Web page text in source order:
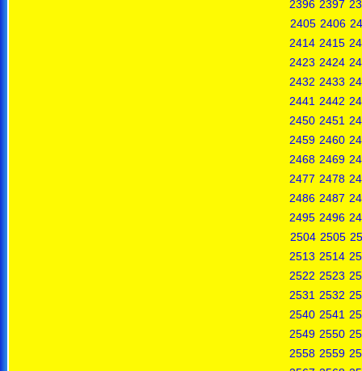
2396 2397
2405 2406
2414 2415
2423 2424
2432 2433
2441 2442
2450 2451
2459 2460
2468 2469
2477 2478
2486 2487
2495 2496
2504 2505
2513 2514
2522 2523
2531 2532
2540 2541
2549 2550
2558 2559